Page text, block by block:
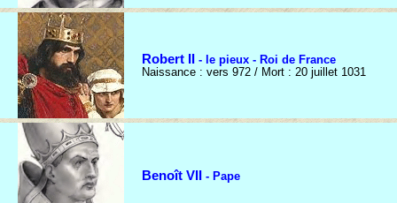
Robert II - le pieux - Roi de France
Naissance : vers 972 / Mort : 20 juillet 1031
Benoît VII - Pape